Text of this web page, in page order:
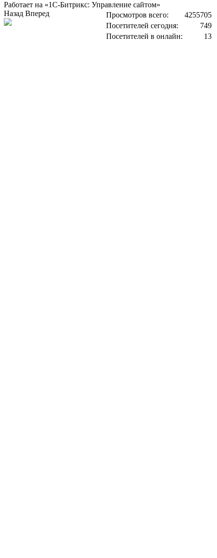
Работает на «1С-Битрикс: Управление сайтом»
Просмотров всего:
4255705
Посетителей сегодня:
749
Посетителей в онлайн:
13
Назад Вперед